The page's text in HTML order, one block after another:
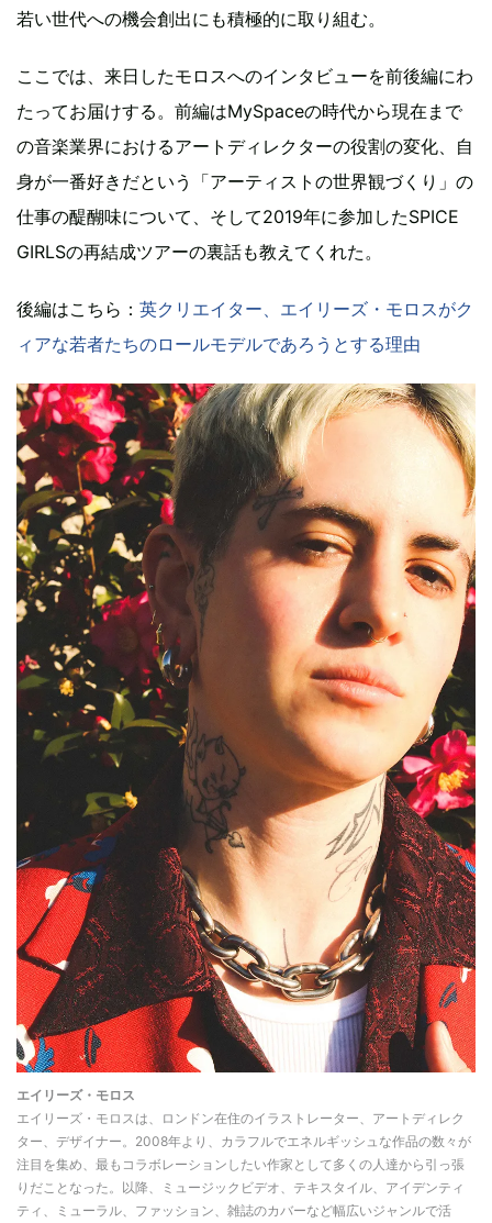
若い世代への機会創出にも積極的に取り組む。
ここでは、来日したモロスへのインタビューを前後編にわ
たってお届けする。前編はMySpaceの時代から現在まで
の音楽業界におけるアートディレクターの役割の変化、自
身が一番好きだという「アーティストの世界観づくり」の
仕事の醍醐味について、そして2019年に参加したSPICE
GIRLSの再結成ツアーの裏話も教えてくれた。
後編はこちら： 英クリエイター、エイリーズ・モロスがク
ィアな若者たちのロールモデルであろうとする理由
エイリーズ・モロス
エイリーズ・モロスは、ロンドン在住のイラストレーター、アートディレク
ター、デザイナー。2008年より、カラフルでエネルギッシュな作品の数々が
注目を集め、最もコラボレーションしたい作家として多くの人達から引っ張
りだことなった。以降、ミュージックビデオ、テキスタイル、アイデンティ
ティ、ミューラル、ファッション、雑誌のカバーなど幅広いジャンルで活